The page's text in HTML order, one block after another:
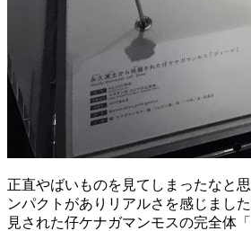
正直やばいものを見てしまったなと
ンパクトがありリアルさを感じまし
見された仔ケナガマンモスの完全体